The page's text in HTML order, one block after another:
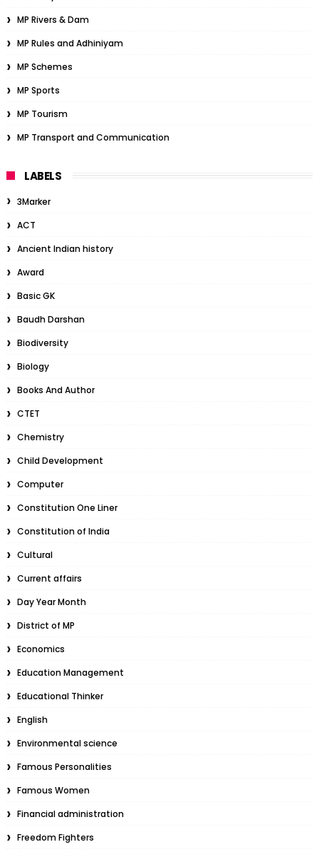
MP Rivers & Dam
MP Rules and Adhiniyam
MP Schemes
MP Sports
MP Tourism
MP Transport and Communication
LABELS
3Marker
ACT
Ancient Indian history
Award
Basic GK
Baudh Darshan
Biodiversity
Biology
Books And Author
CTET
Chemistry
Child Development
Computer
Constitution One Liner
Constitution of India
Cultural
Current affairs
Day Year Month
District of MP
Economics
Education Management
Educational Thinker
English
Environmental science
Famous Personalities
Famous Women
Financial administration
Freedom Fighters